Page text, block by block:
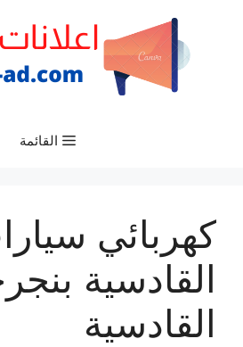
القائمة
كهربائي
القادسية
القادسية